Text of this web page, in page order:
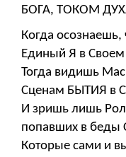
БОГА, ТОКОМ
Когда
Единый Я в
Тогда видишь
Сценам БЫТИЯ в
И зришь лишь
попавших в беды
Которые сами и